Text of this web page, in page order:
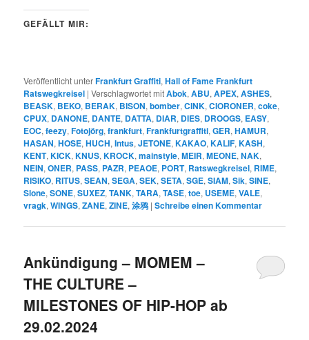
GEFÄLLT MIR:
Veröffentlicht unterFrankfurt Graffiti,Hall of Fame Frankfurt
Ratswegkreisel |Verschlagwortet mitAbok,ABU,APEX,ASHES,
BEASK, BEKO, BERAK, BISON,bomber,CINK,CIORONER,coke,
CPUX, DANONE, DANTE, DATTA, DIAR, DIES, DROOGS, EASY,
EOC,feezy,Fotojörg,frankfurt,Frankfurtgraffiti,GER,HAMUR,
HASAN,HOSE,HUCH,Intus,JETONE,KAKAO,KALIF,KASH,
KENT,KICK,KNUS,KROCK,mainstyle,MEIR,MEONE,NAK,
NEIN,ONER, PASS, PAZR, PEAOE, PORT, Ratswegkreisel, RIME,
RISIKO, RITUS,SEAN,SEGA,SEK,SETA,SGE,SIAM,Sik,SINE,
Slone,SONE,SUXEZ,TANK,TARA,TASE,toe, USEME,VALE,
vragk,WINGS,ZANE,ZINE,涂鸦 |Schreibe einen Kommentar
Ankündigung – MOMEM –
THE CULTURE –
MILESTONES OF HIP-HOP ab
29.02.2024